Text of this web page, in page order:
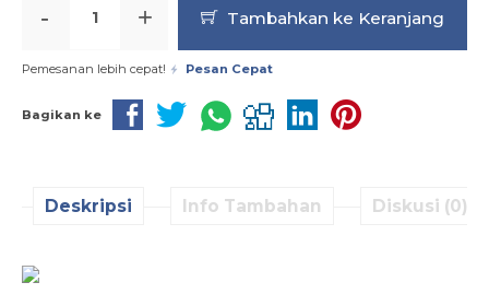
- + Tambahkan ke Keranjang
Pemesanan lebih cepat! Pesan Cepat
Bagikan ke
Deskripsi Info Tambahan Diskusi (0)